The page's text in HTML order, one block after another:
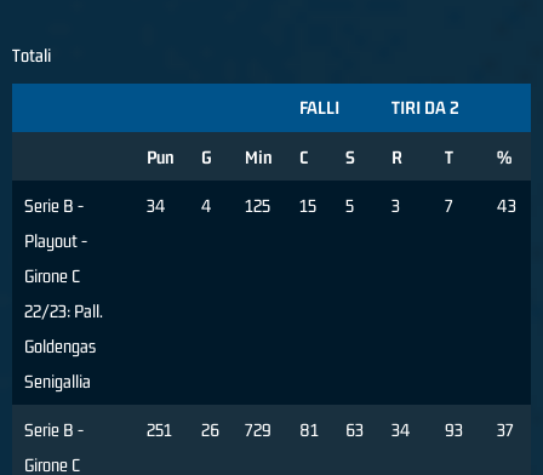
Totali
FALLI TIRI DA 2
Pun G Min C S R T %
Serie B -
Playout -
Girone C
22/23: Pall.
Goldengas
Senigallia
34 4 125 15 5 3 7 43
Serie B -
Girone C
251 26 729 81 63 34 93 37